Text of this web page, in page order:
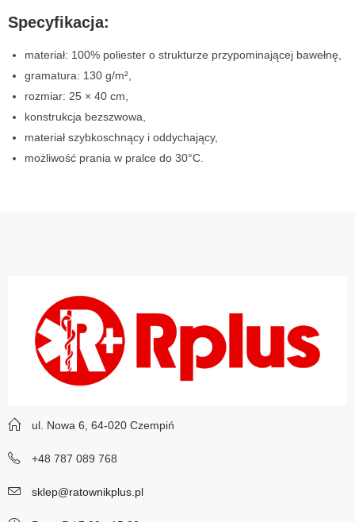
Specyfikacja:
materiał: 100% poliester o strukturze przypominającej bawełnę,
gramatura: 130 g/m²,
rozmiar: 25 × 40 cm,
konstrukcja bezszwowa,
materiał szybkoschnący i oddychający,
możliwość prania w pralce do 30°C.
ul. Nowa 6, 64-020 Czempiń
+48 787 089 768
sklep@ratownikplus.pl